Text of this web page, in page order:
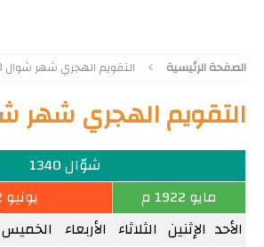
الصفحة الرئيسية التقويم الهجري شهر شوال 1340
التقويم الهجري شهر
شوّال 1340
مايو 1922 م
يونيو 1922 م
الأحد الإثنين الثلاثاء الأربعاء الخميس